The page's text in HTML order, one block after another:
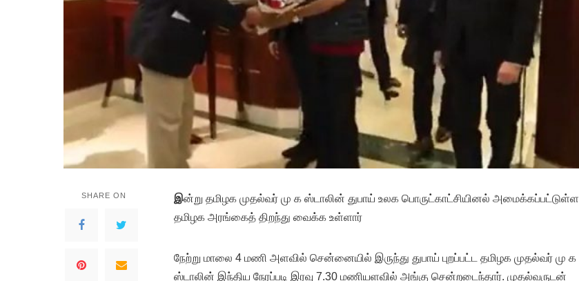
SHARE ON இன்று தமிழக முதல்வர் மு க ஸ்டாலின் துபாய் உலக பொருட்காட்சியினல் அமைக்கப்பட்டுள்ள
தமிழக அரங்கைத் திறந்து வைக்க உள்ளார்
நேற்று மாலை 4 மணி அளவில் சென்னையில் இருந்து துபாய் புறப்பட்ட தமிழக முதல்வர் மு க
ஸ்டாலின் இந்திய நேரப்படி இரவு 7.30 மணியளவில் அங்கு சென்றடைந்தார். முதல்வருடன்